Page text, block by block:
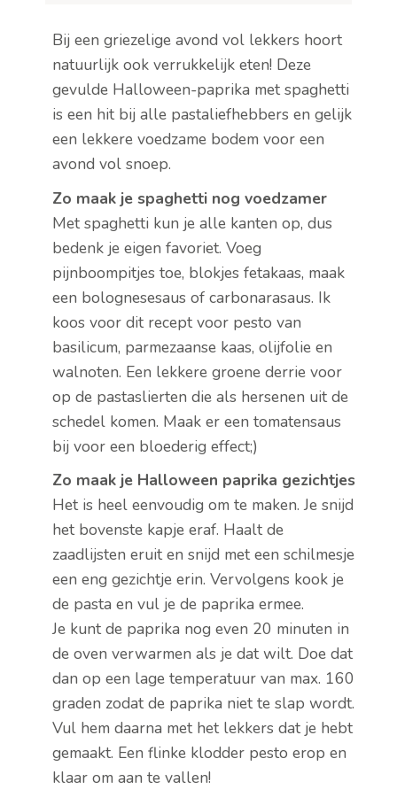
Bij een griezelige avond vol lekkers hoort
natuurlijk ook verrukkelijk eten! Deze
gevulde Halloween-paprika met spaghetti
is een hit bij alle pastaliefhebbers en gelijk
een lekkere voedzame bodem voor een
avond vol snoep.
Zo maak je spaghetti nog voedzamer
Met spaghetti kun je alle kanten op, dus
bedenk je eigen favoriet. Voeg
pijnboompitjes toe, blokjes fetakaas, maak
een bolognesesaus of carbonarasaus. Ik
koos voor dit recept voor pesto van
basilicum, parmezaanse kaas, olijfolie en
walnoten. Een lekkere groene derrie voor
op de pastaslierten die als hersenen uit de
schedel komen. Maak er een tomatensaus
bij voor een bloederig effect;)
Zo maak je Halloween paprika gezichtjes
Het is heel eenvoudig om te maken. Je snijd
het bovenste kapje eraf. Haalt de
zaadlijsten eruit en snijd met een schilmesje
een eng gezichtje erin. Vervolgens kook je
de pasta en vul je de paprika ermee.
Je kunt de paprika nog even 20 minuten in
de oven verwarmen als je dat wilt. Doe dat
dan op een lage temperatuur van max. 160
graden zodat de paprika niet te slap wordt.
Vul hem daarna met het lekkers dat je hebt
gemaakt. Een flinke klodder pesto erop en
klaar om aan te vallen!